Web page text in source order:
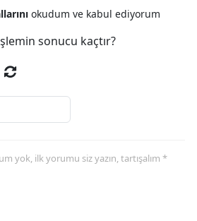
okudum ve kabul ediyorum
sonucu kaçtır?
yok, ilk yorumu siz yazın, tartışalım *